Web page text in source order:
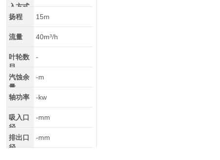
入方式
扬程 15m
流量 40m³/h
叶轮数
目
-
汽蚀余
量
-m
轴功率 -kw
吸入口
径
-mm
排出口
径
-mm